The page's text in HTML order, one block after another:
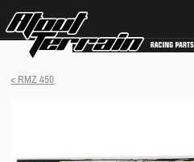
< RMZ 450